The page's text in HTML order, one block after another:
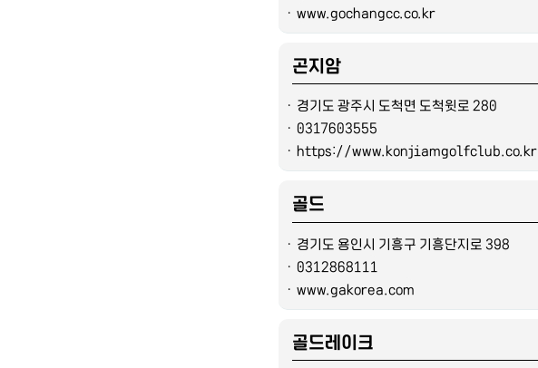
ㆍ www.gochangcc.co.kr
곤지암
ㆍ 경기도 광주시 도척면 도척윗로 280
ㆍ 0317603555
ㆍ https://www.konjiamgolfclub.co.kr
골드
ㆍ 경기도 용인시 기흥구 기흥단지로 398
ㆍ 0312868111
ㆍ www.gakorea.com
골드레이크